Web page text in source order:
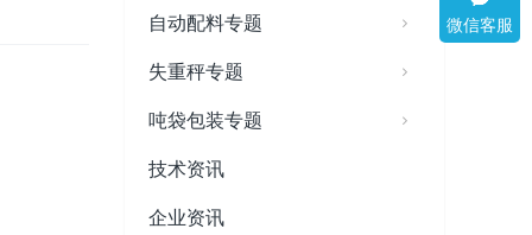
自动配料专题
失重秤专题
吨袋包装专题
技术资讯
企业资讯
微信客服